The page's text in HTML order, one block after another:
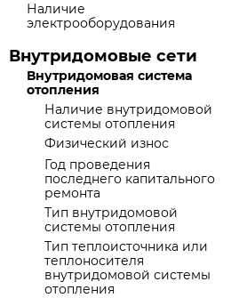
Наличие
электрооборудования
Внутридомовые сети
Внутридомовая система
отопления
Наличие внутридомовой
системы отопления
Физический износ
Год проведения
последнего капитального
ремонта
Тип внутридомовой
системы отопления
Тип теплоисточника или
теплоносителя
внутридомовой системы
отопления